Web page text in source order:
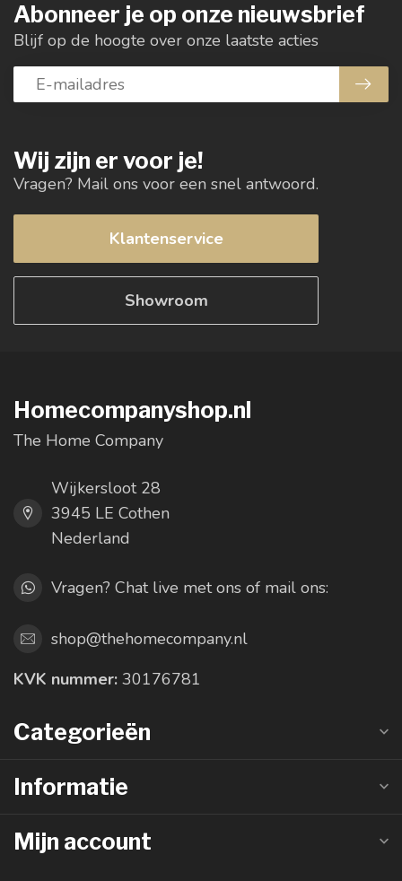
Wij zijn er voor je!
Vragen? Mail ons voor een snel antwoord.
Klantenservice
Showroom
Abonneer je op onze nieuwsbrief
Blijf op de hoogte over onze laatste acties
Homecompanyshop.nl
The Home Company
Wijkersloot 28
3945 LE Cothen
Nederland
Vragen? Chat live met ons of mail ons:
shop@thehomecompany.nl
KVK nummer: 30176781
Categorieën
Informatie
Mijn account